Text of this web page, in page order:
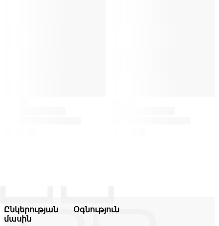
Ընկերության
մասին
Օգնություն